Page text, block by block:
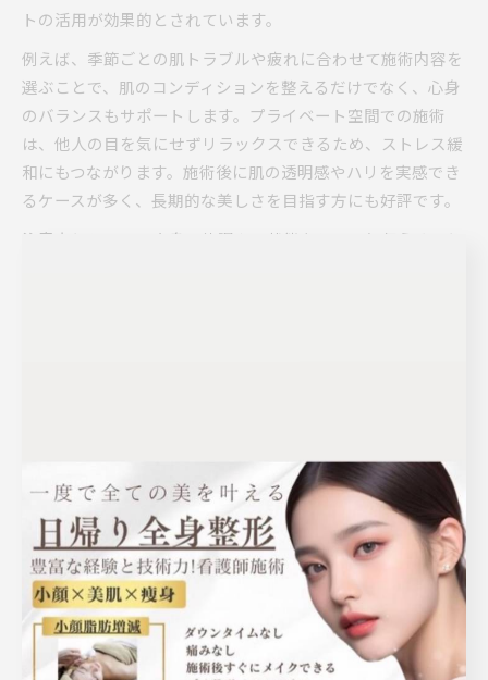
トの活用が効果的とされています。
例えば、季節ごとの肌トラブルや疲れに合わせて施術内容を
選ぶことで、肌のコンディションを整えるだけでなく、心身
のバランスもサポートします。プライベート空間での施術
は、他人の目を気にせずリラックスできるため、ストレス緩
和にもつながります。施術後に肌の透明感やハリを実感でき
るケースが多く、長期的な美しさを目指す方にも好評です。
注意点としては、自身の体調や肌状態をしっかり伝えること
改善、免疫力アップが期待できる施術です。神戸市西区のエ
ステサロンでは、専門知識を持ったスタッフが一人ひとりの
悩みに合わせて丁寧に対応しており、体調管理や疲労回復を
目的とした利用も増えています。特に女性の冷えやすい体質
や、デスクワークによる肩こり・足のむくみなどに効果的で
す。
実際に体験した方からは、「施術後は身体が軽くなり、夜も